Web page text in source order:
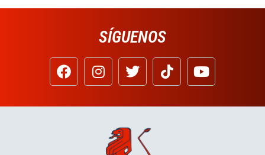
SÍGUENOS